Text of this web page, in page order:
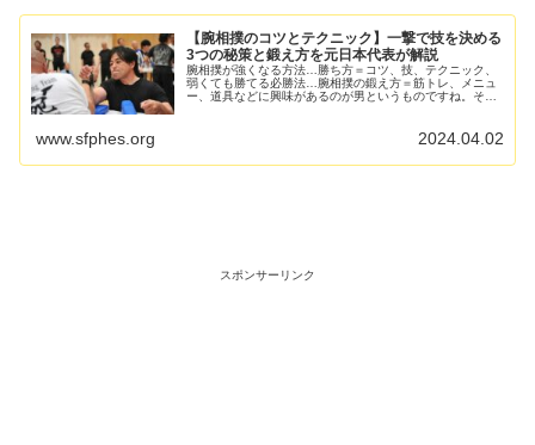
【腕相撲のコツとテクニック】一撃で技を決める
3つの秘策と鍛え方を元日本代表が解説
腕相撲が強くなる方法…勝ち方＝コツ、技、テクニック、
弱くても勝てる必勝法…腕相撲の鍛え方＝筋トレ、メニュ
ー、道具などに興味があるのが男というものですね。そし
www.sfphes.org 2024.04.02
スポンサーリンク